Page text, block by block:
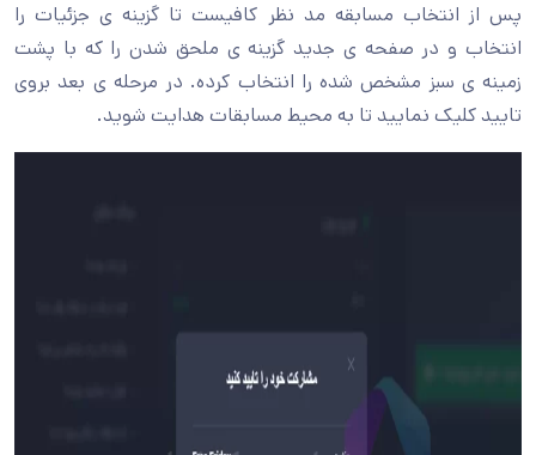
پس از انتخاب مسابقه مد نظر کافیست تا گزینه ی جزئیات را
انتخاب و در صفحه ی جدید گزینه ی ملحق شدن را که با پشت
زمینه ی سبز مشخص شده را انتخاب کرده. در مرحله ی بعد بروی
تایید کلیک نمایید تا به محیط مسابقات هدایت شوید.